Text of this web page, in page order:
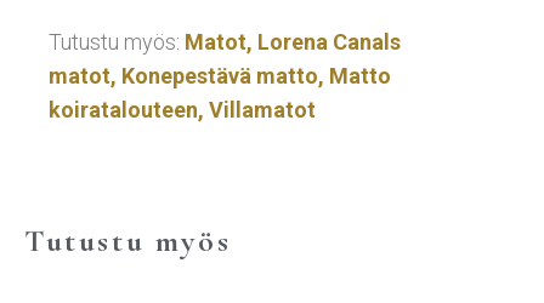
Tutustu myös: Matot, Lorena Canals
matot, Konepestävä matto, Matto
koiratalouteen, Villamatot
Tutustu myös